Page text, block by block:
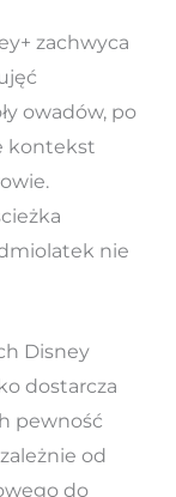
zachwyca
owadów, po
kontekst
nie
Disney
dostarcza
pewność
od
do